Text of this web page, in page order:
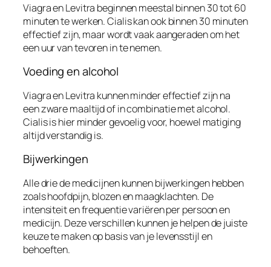
Viagra en Levitra beginnen meestal binnen 30 tot 60
minuten te werken. Cialis kan ook binnen 30 minuten
effectief zijn, maar wordt vaak aangeraden om het
een uur van tevoren in te nemen.
Voeding en alcohol
Viagra en Levitra kunnen minder effectief zijn na
een zware maaltijd of in combinatie met alcohol.
Cialis is hier minder gevoelig voor, hoewel matiging
altijd verstandig is.
Bijwerkingen
Alle drie de medicijnen kunnen bijwerkingen hebben
zoals hoofdpijn, blozen en maagklachten. De
intensiteit en frequentie variëren per persoon en
medicijn. Deze verschillen kunnen je helpen de juiste
keuze te maken op basis van je levensstijl en
behoeften.